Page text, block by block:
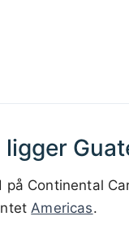
på Continental
Americas.